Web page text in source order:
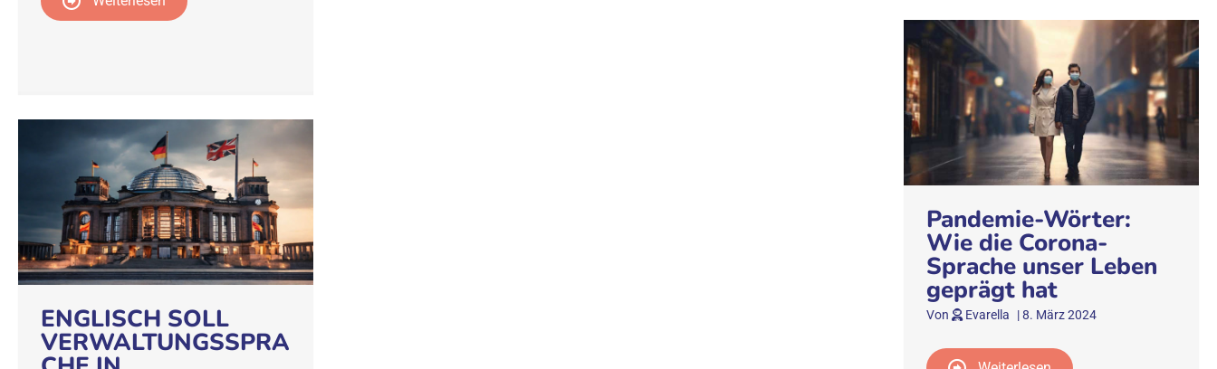
ENGLISCH SOLL
VERWALTUNGSSPRA
Pandemie-Wörter:
Wie die Corona-
Sprache unser Leben
geprägt hat
Von Evarella |8. März 2024